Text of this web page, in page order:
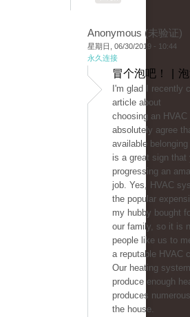
Anonymous (未验证)
星期日, 06/30/2019 - 10:44
永久连接
冒个泡吧！ |
I'm glad I recently
article about
choosing an
absolutely agree
available
is a great sign
progressing an
job. Yes, HVAC
the popular
my hubby bought
our family, so it is
people like us to
a reputable HVAC
Our heating
produce enough
produces
the house.